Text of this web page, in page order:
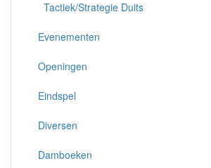
Tactiek/Strategie Duits
Evenementen
Openingen
Eindspel
Diversen
Damboeken